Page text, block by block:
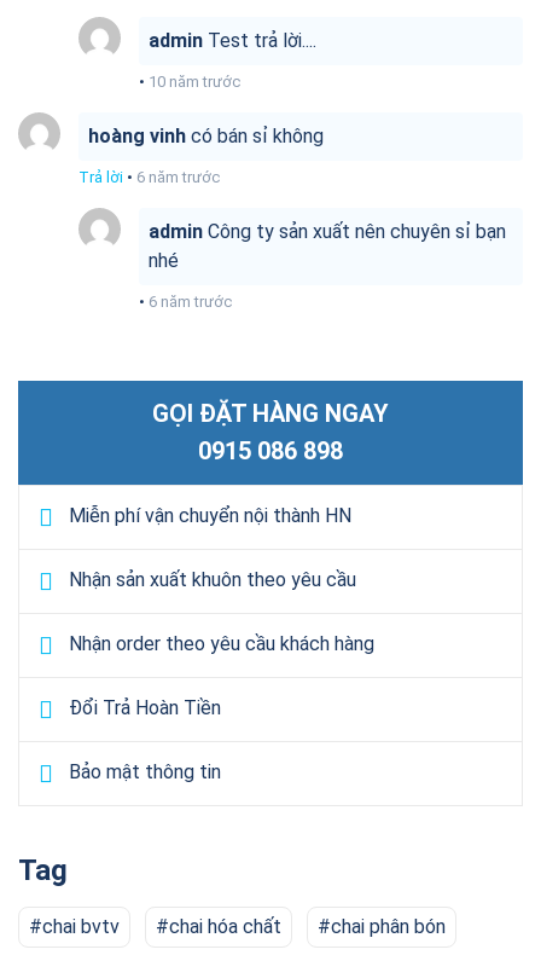
admin Test trả lời....
• 10 năm trước
hoàng vinh có bán sỉ không
Trả lời • 6 năm trước
admin Công ty sản xuất nên chuyên sỉ bạn
nhé
• 6 năm trước
GỌI ĐẶT HÀNG NGAY
0915 086 898
Miễn phí vận chuyển nội thành HN
Nhận sản xuất khuôn theo yêu cầu
Nhận order theo yêu cầu khách hàng
Đổi Trả Hoàn Tiền
Bảo mật thông tin
Tag
chai bvtv chai hóa chất chai phân bón